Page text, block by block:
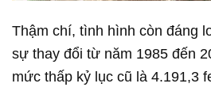
Thậm chí, tình hình còn đáng
sự thay đổi từ năm 1985 đến
mức thấp kỷ lục cũ là 4.191,3